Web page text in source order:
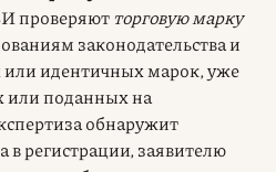
проверяют торговую марку
законодательства и
идентичных марок, уже
или поданных на
обнаружит
в регистрации, заявителю